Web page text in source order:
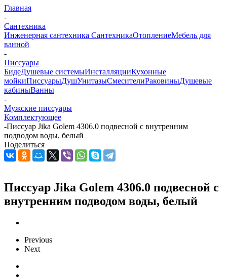
Главная
-
Сантехника
Инженерная сантехника СантехникаОтоплениеМебель для
ванной
-
Писсуары
БидеДушевые системыИнсталляцииКухонные
мойкиПиссуарыДушУнитазыСмесителиРаковиныДушевые
кабиныВанны
-
Мужские писсуары
Комплектующее
-Писсуар Jika Golem 4306.0 подвесной с внутренним
подводом воды, белый
Поделиться
Писсуар Jika Golem 4306.0 подвесной с
внутренним подводом воды, белый
Previous
Next